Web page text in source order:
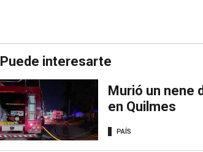
Puede interesarte
Murió un nene
en Quilmes
PAÍS